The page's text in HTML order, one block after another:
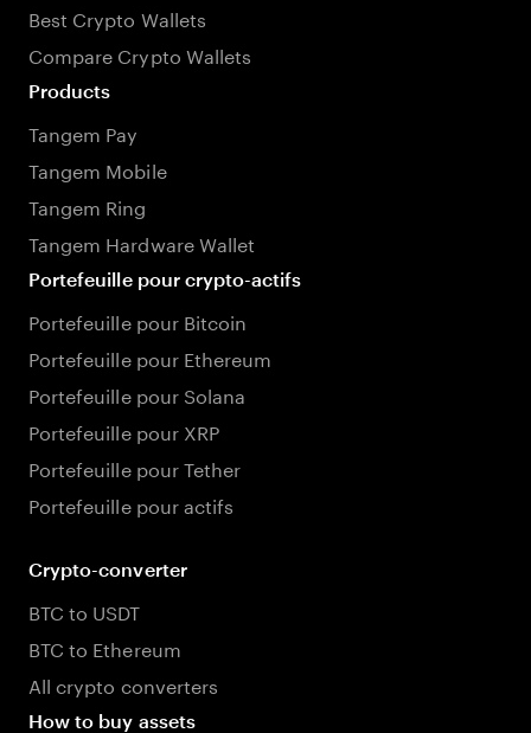
Best Crypto Wallets
Compare Crypto Wallets
Products
Tangem Pay
Tangem Mobile
Tangem Ring
Tangem Hardware Wallet
Portefeuille pour crypto-actifs
Portefeuille pour Bitcoin
Portefeuille pour Ethereum
Portefeuille pour Solana
Portefeuille pour XRP
Portefeuille pour Tether
Portefeuille pour actifs
Crypto-converter
BTC to USDT
BTC to Ethereum
All crypto converters
How to buy assets